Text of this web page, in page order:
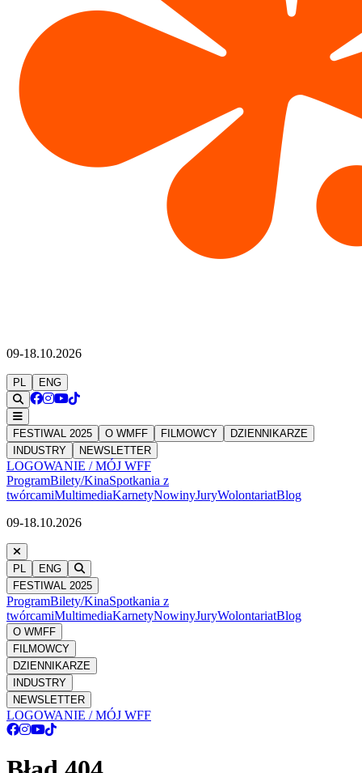
09-18.10.2026
PL ENG
FESTIWAL 2025 O WMFF FILMOWCY
DZIENNIKARZE
INDUSTRY
NEWSLETTER
LOGOWANIE / MÓJ WFF
ProgramBilety/KinaSpotkania z
twórcamiMultimediaKarnetyNowinyJuryWolontariatBlog
09-18.10.2026
PL
ENG
FESTIWAL 2025
ProgramBilety/KinaSpotkania z
twórcamiMultimediaKarnetyNowinyJuryWolontariatBlog
O WMFF
FILMOWCY
DZIENNIKARZE
INDUSTRY
NEWSLETTER
LOGOWANIE / MÓJ WFF